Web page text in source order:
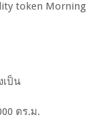
token Morning
เป็น
ตร.ม.